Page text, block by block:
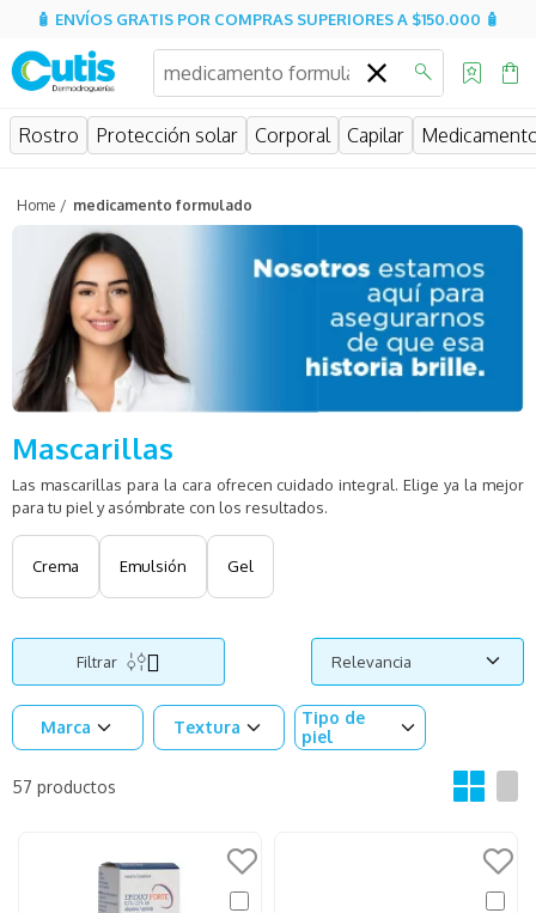
🧴 ENVÍOS GRATIS POR COMPRAS SUPERIORES A $150.000 🧴
¿Qué estás buscando?
Rostro Protección solar Corporal Capilar
medicamento formulado
Mascarillas
Las mascarillas para la cara ofrecen cuidado integral. Elige ya la mejor
para tu piel y asómbrate con los resultados.
Crema Emulsión Gel
Filtrar Relevancia
Marca Textura
Tipo de
piel
57 productos